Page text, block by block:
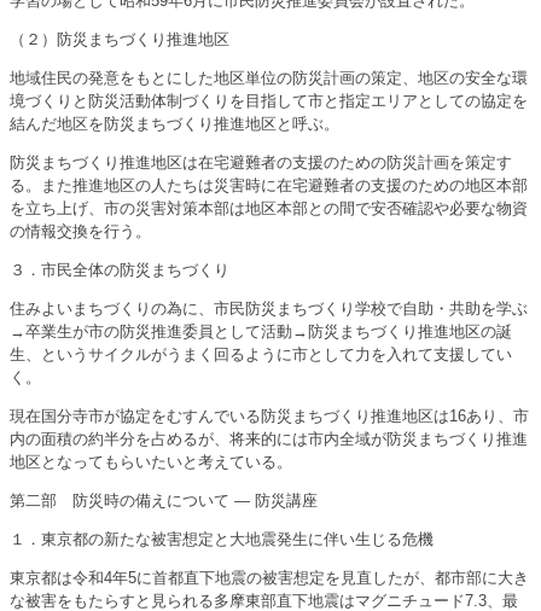
（２）防災まちづくり推進地区
地域住民の発意をもとにした地区単位の防災計画の策定、地区の安全な環
境づくりと防災活動体制づくりを目指して市と指定エリアとしての協定を
結んだ地区を防災まちづくり推進地区と呼ぶ。
防災まちづくり推進地区は在宅避難者の支援のための防災計画を策定す
る。また推進地区の人たちは災害時に在宅避難者の支援のための地区本部
を立ち上げ、市の災害対策本部は地区本部との間で安否確認や必要な物資
の情報交換を行う。
３．市民全体の防災まちづくり
住みよいまちづくりの為に、市民防災まちづくり学校で自助・共助を学ぶ
→卒業生が市の防災推進委員として活動→防災まちづくり推進地区の誕
生、というサイクルがうまく回るように市として力を入れて支援してい
く。
現在国分寺市が協定をむすんでいる防災まちづくり推進地区は16あり、市
内の面積の約半分を占めるが、将来的には市内全域が防災まちづくり推進
地区となってもらいたいと考えている。
第二部 防災時の備えについて ― 防災講座
１．東京都の新たな被害想定と大地震発生に伴い生じる危機
東京都は令和4年5に首都直下地震の被害想定を見直したが、都市部に大き
な被害をもたらすと見られる多摩東部直下地震はマグニチュード7.3、最